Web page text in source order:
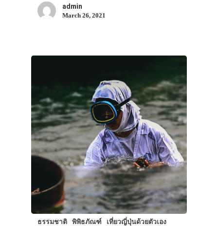
admin
March 26, 2021
ธรรมชาติ พิพิธภัณฑ์ เที่ยวญี่ปุ่นด้วยตัวเอง